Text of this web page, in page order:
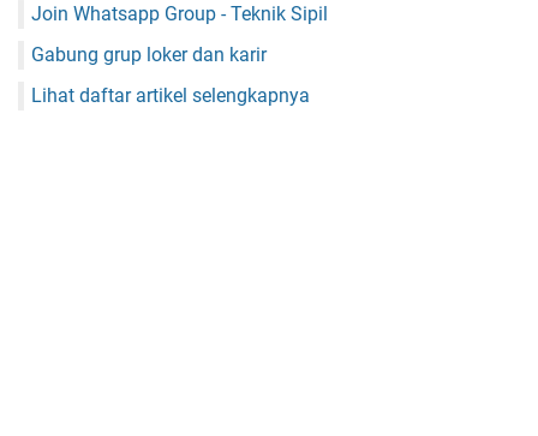
Join Whatsapp Group - Teknik Sipil
Gabung grup loker dan karir
Lihat daftar artikel selengkapnya